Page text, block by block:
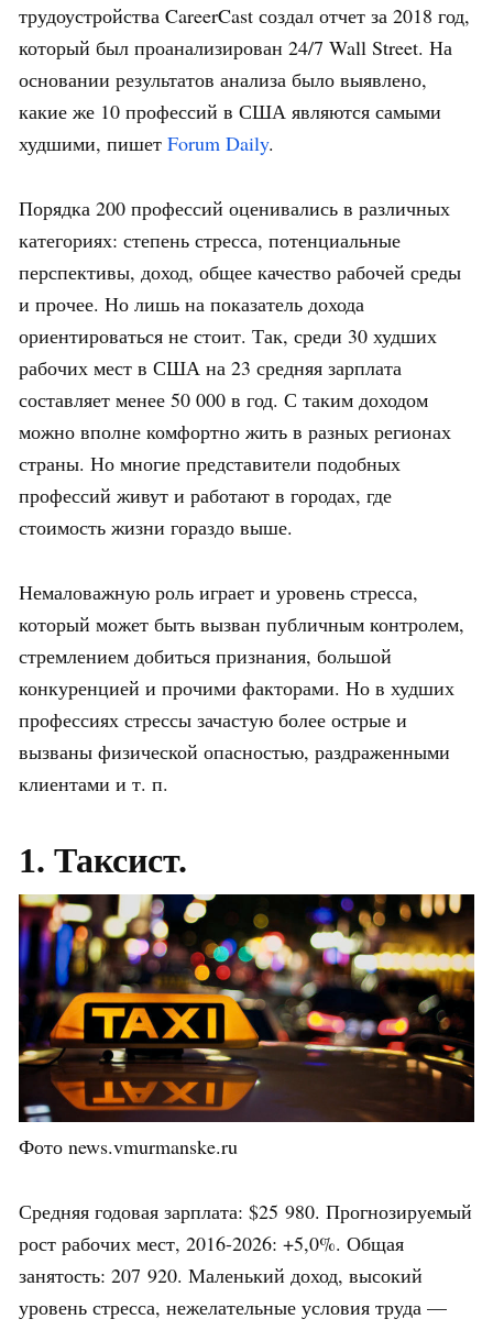
трудоустройства CareerCast создал отчет за 2018 год,
который был проанализирован 24/7 Wall Street. На
основании результатов анализа было выявлено,
какие же 10 профессий в США являются самыми
худшими, пишет Forum Daily.
Порядка 200 профессий оценивались в различных
категориях: степень стресса, потенциальные
перспективы, доход, общее качество рабочей среды
и прочее. Но лишь на показатель дохода
ориентироваться не стоит. Так, среди 30 худших
рабочих мест в США на 23 средняя зарплата
составляет менее 50 000 в год. С таким доходом
можно вполне комфортно жить в разных регионах
страны. Но многие представители подобных
профессий живут и работают в городах, где
стоимость жизни гораздо выше.
Немаловажную роль играет и уровень стресса,
который может быть вызван публичным контролем,
стремлением добиться признания, большой
конкуренцией и прочими факторами. Но в худших
профессиях стрессы зачастую более острые и
вызваны физической опасностью, раздраженными
клиентами и т. п.
1. Таксист.
Фото news.vmurmanske.ru
Средняя годовая зарплата: $25 980. Прогнозируемый
рост рабочих мест, 2016-2026: +5,0%. Общая
занятость: 207 920. Маленький доход, высокий
уровень стресса, нежелательные условия труда —